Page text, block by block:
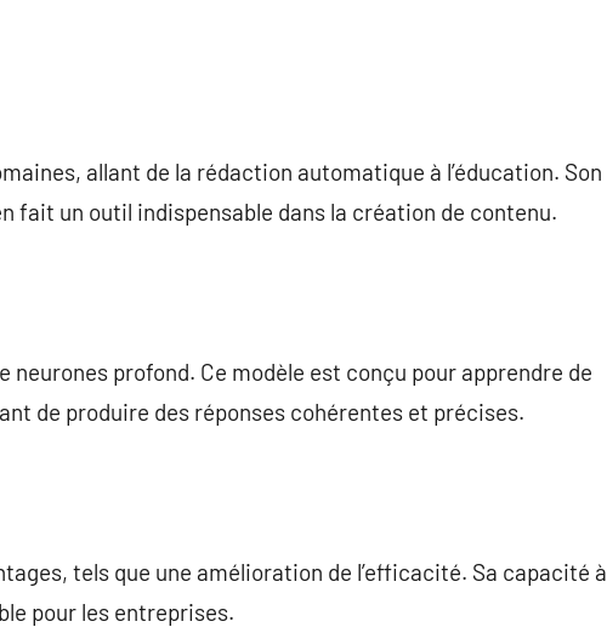
allant de la rédaction automatique à l’éducation. Son
fait un outil indispensable dans la création de contenu.
neurones profond. Ce modèle est conçu pour apprendre de
de produire des réponses cohérentes et précises.
tels que une amélioration de l’efficacité. Sa capacité à
pour les entreprises.